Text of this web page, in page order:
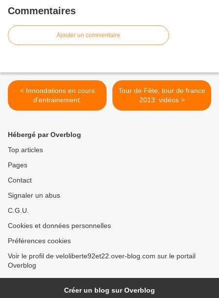
Commentaires
Ajouter un commentaire
< Innondations en cours
d'entrainement.
Tour de Fête, tour de france
2013: vidéos >
Hébergé par Overblog
Top articles
Pages
Contact
Signaler un abus
C.G.U.
Cookies et données personnelles
Préférences cookies
Voir le profil de veloliberte92et22.over-blog.com sur le portail
Overblog
Créer un blog sur Overblog